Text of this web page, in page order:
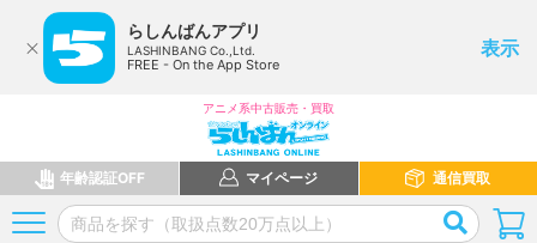
らしんばんアプリ
LASHINBANG Co.,Ltd.
FREE - On the App Store
表示
アニメ系中古販売・買取
年齢認証OFF マイページ 通信買取